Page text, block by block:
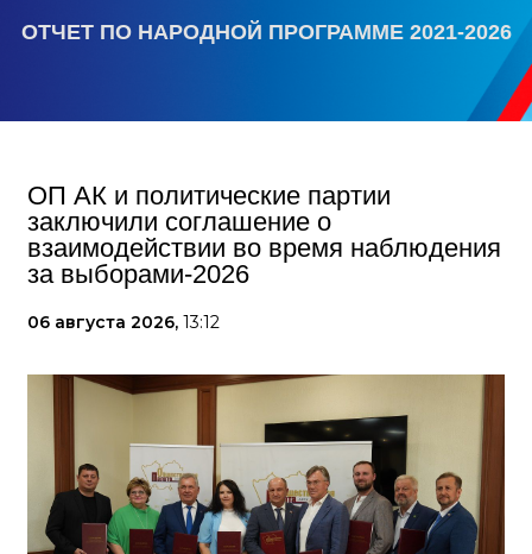
ОТЧЕТ ПО НАРОДНОЙ ПРОГРАММЕ 2021-2026
ОП АК и политические партии
заключили соглашение о
взаимодействии во время наблюдения
за выборами-2026
06 августа 2026, 13:12